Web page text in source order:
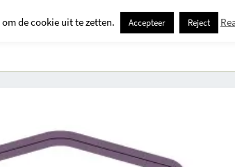
Creatief Erop Uit Huis En Tuin
de cookie uit te zetten. Accepteer Reject